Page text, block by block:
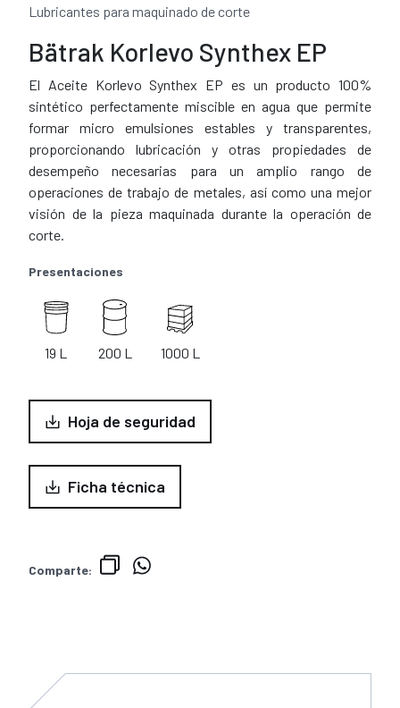
Lubricantes para maquinado de corte
Bätrak Korlevo Synthex EP
El Aceite Korlevo Synthex EP es un producto 100%
sintético perfectamente miscible en agua que permite
formar micro emulsiones estables y transparentes,
proporcionando lubricación y otras propiedades de
desempeño necesarias para un amplio rango de
operaciones de trabajo de metales, así como una mejor
visión de la pieza maquinada durante la operación de
corte.
Presentaciones
19 L 200 L 1000 L
Hoja de seguridad
Ficha técnica
Comparte: